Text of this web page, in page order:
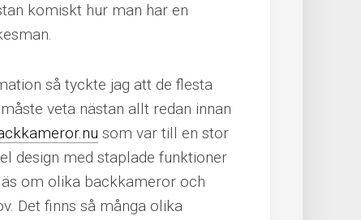
komiskt hur man har en
så tyckte jag att de flesta
veta nästan allt redan innan
som var till en stor
design med staplade funktioner
om olika backkameror och
Det finns så många olika